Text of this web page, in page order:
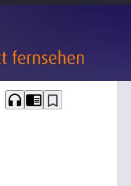
headphones chrome_reader_mode bookmark_border